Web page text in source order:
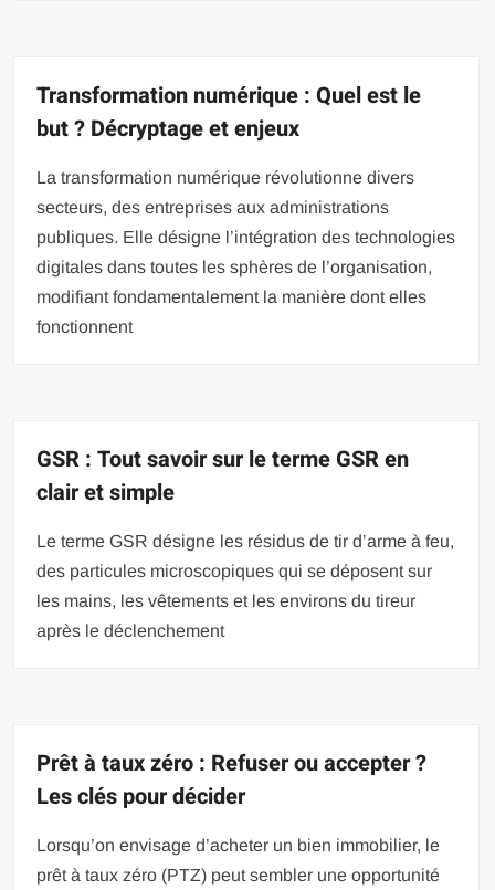
Transformation numérique : Quel est le
but ? Décryptage et enjeux
La transformation numérique révolutionne divers
secteurs, des entreprises aux administrations
publiques. Elle désigne l’intégration des technologies
digitales dans toutes les sphères de l’organisation,
modifiant fondamentalement la manière dont elles
fonctionnent
GSR : Tout savoir sur le terme GSR en
clair et simple
Le terme GSR désigne les résidus de tir d’arme à feu,
des particules microscopiques qui se déposent sur
les mains, les vêtements et les environs du tireur
après le déclenchement
Prêt à taux zéro : Refuser ou accepter ?
Les clés pour décider
Lorsqu’on envisage d’acheter un bien immobilier, le
prêt à taux zéro (PTZ) peut sembler une opportunité